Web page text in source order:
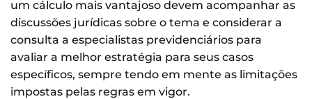
um cálculo mais vantajoso devem acompanhar as
discussões jurídicas sobre o tema e considerar a
consulta a especialistas previdenciários para
avaliar a melhor estratégia para seus casos
específicos, sempre tendo em mente as limitações
impostas pelas regras em vigor.